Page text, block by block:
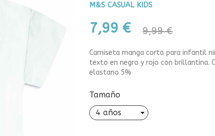
M&S CASUAL KIDS
7,99 € 9,99 €
Camiseta manga corta para infantil
texto en negro y rojo con brillantina.
elastano 5%
Tamaño